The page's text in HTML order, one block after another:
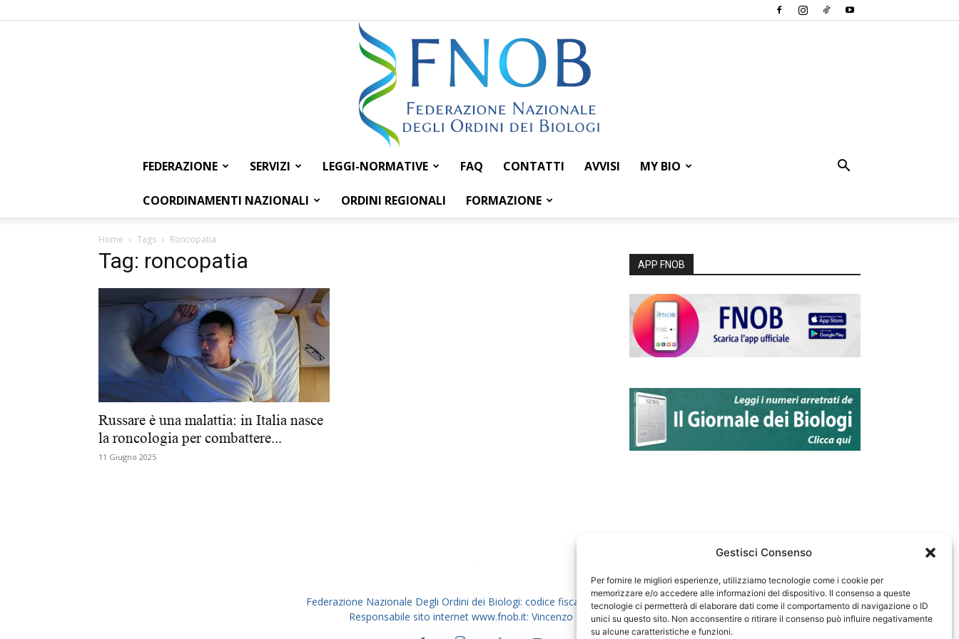
Gestisci Consenso
Per fornire le migliori esperienze, utilizziamo tecnologie come i cookie per
memorizzare e/o accedere alle informazioni del dispositivo. Il consenso a queste
tecnologie ci permetterà di elaborare dati come il comportamento di navigazione o ID
unici su questo sito. Non acconsentire o ritirare il consenso può influire negativamente
su alcune caratteristiche e funzioni.
Federazione
dei
FEDERAZIONE SERVIZI LEGGI-NORMATIVE FAQ CONTATTI AVVISI MY BIO
COORDINAMENTI NAZIONALI ORDINI REGIONALI FORMAZIONE
Home Tags Roncopatia
Tag: roncopatia
Russare è una malattia: in Italia nasce
la roncologia per combattere...
11 Giugno 2025
APP FNOB
Federazione Nazionale Degli Ordini dei Biologi: codice fiscale 80069130583
Responsabile sito internet www.fnob.it: Vincenzo D'Anna